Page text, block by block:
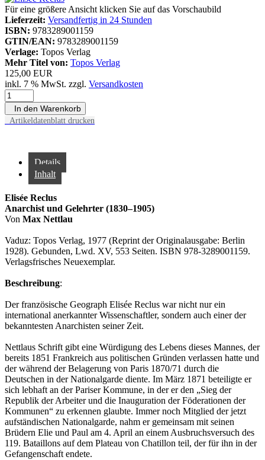
Für eine größere Ansicht klicken Sie auf das Vorschaubild
Lieferzeit: Versandfertig in 24 Stunden
ISBN: 9783289001159
GTIN/EAN: 9783289001159
Verlage: Topos Verlag
Mehr Titel von: Topos Verlag
125,00 EUR
inkl. 7 % MwSt. zzgl. Versandkosten
In den Warenkorb
Artikeldatenblatt drucken
Details
Inhalt
Elisée Reclus
Anarchist und Gelehrter (1830–1905)
Von Max Nettlau
Vaduz: Topos Verlag, 1977 (Reprint der Originalausgabe: Berlin
1928). Gebunden, Lwd. XV, 553 Seiten. ISBN 978-3289001159.
Verlagsfrisches Neuexemplar.
Beschreibung:
Der französische Geograph Elisée Reclus war nicht nur ein
international anerkannter Wissenschaftler, sondern auch einer der
bekanntesten Anarchisten seiner Zeit.
Nettlaus Schrift gibt eine Würdigung des Lebens dieses Mannes, der
bereits 1851 Frankreich aus politischen Gründen verlassen hatte und
der während der Belagerung von Paris 1870/71 durch die
Deutschen in der Nationalgarde diente. Im März 1871 beteiligte er
sich lebhaft an der Pariser Kommune, in der er den „Sieg der
Republik der Arbeiter und die Inauguration der Föderationen der
Kommunen“ zu erkennen glaubte. Immer noch Mitglied der jetzt
aufständischen Nationalgarde, nahm er gemeinsam mit seinen
Brüdern Elie und Paul am 4. April an einem Ausbruchsversuch des
119. Bataillons auf dem Plateau von Chatillon teil, der für ihn in der
Gefangenschaft endete.